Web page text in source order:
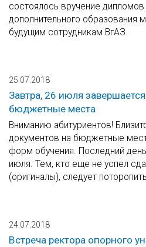
состоялось вручение дипломов
дополнительного образования
будущим сотрудникам ВгАЗ.
25.07.2018
Завтра, 26 июля
бюджетные места
Вниманию абитуриентов!
документов на бюджетные
форм обучения. Последний
июля. Тем, кто еще не успел
(оригиналы), следует
24.07.2018
Встреча ректора опорного